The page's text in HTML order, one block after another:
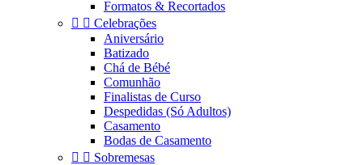
Formatos & Recortados
  Celebrações
Aniversário
Batizado
Chá de Bébé
Comunhão
Finalistas de Curso
Despedidas (Só Adultos)
Casamento
Bodas de Casamento
  Sobremesas